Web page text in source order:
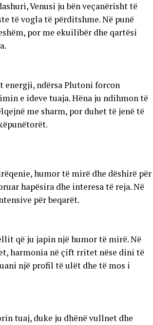
Venusi ju bën veçanërisht të
të vogla të përditshme. Në punë
por me ekuilibër dhe qartësi
energji, ndërsa Plutoni forcon
e ideve tuaja. Hëna ju ndihmon të
me sharm, por duhet të jenë të
humor të mirë dhe dëshirë për
hapësira dhe interesa të reja. Në
për beqarët.
që ju japin një humor të mirë. Në
harmonia në çift rritet nëse dini të
një profil të ulët dhe të mos i
tuaj, duke ju dhënë vullnet dhe